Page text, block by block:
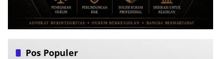
Pos Populer